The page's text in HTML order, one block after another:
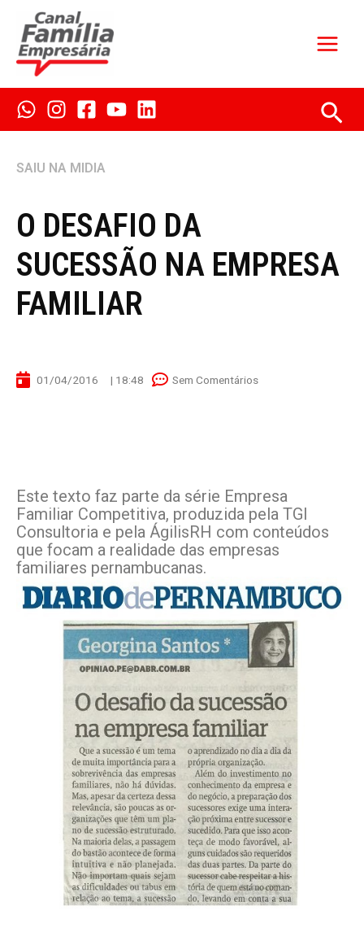
conteúdo
SAIU NA MIDIA
O DESAFIO DA
SUCESSÃO NA EMPRESA
FAMILIAR
01/04/2016 | 18:48 Sem Comentários
Este texto faz parte da série Empresa
Familiar Competitiva, produzida pela TGI
Consultoria e pela ÁgilisRH com conteúdos
que focam a realidade das empresas
familiares pernambucanas.